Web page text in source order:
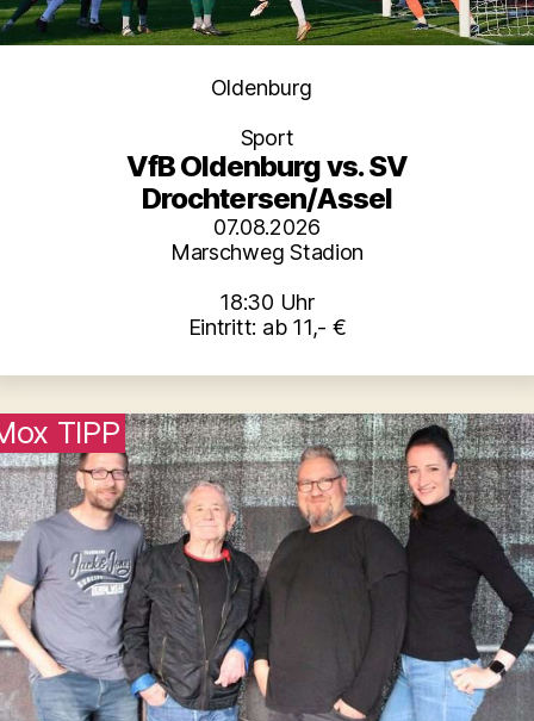
Kategorien
Oldenburg
Sport
VfB Oldenburg vs. SV
Drochtersen/Assel
07.08.2026
Marschweg Stadion
18:30 Uhr
Eintritt: ab 11,- €
TIPP